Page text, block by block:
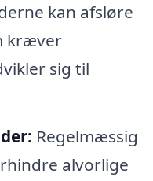
kan afsløre
kræver
sig til
Regelmæssig
alvorlige